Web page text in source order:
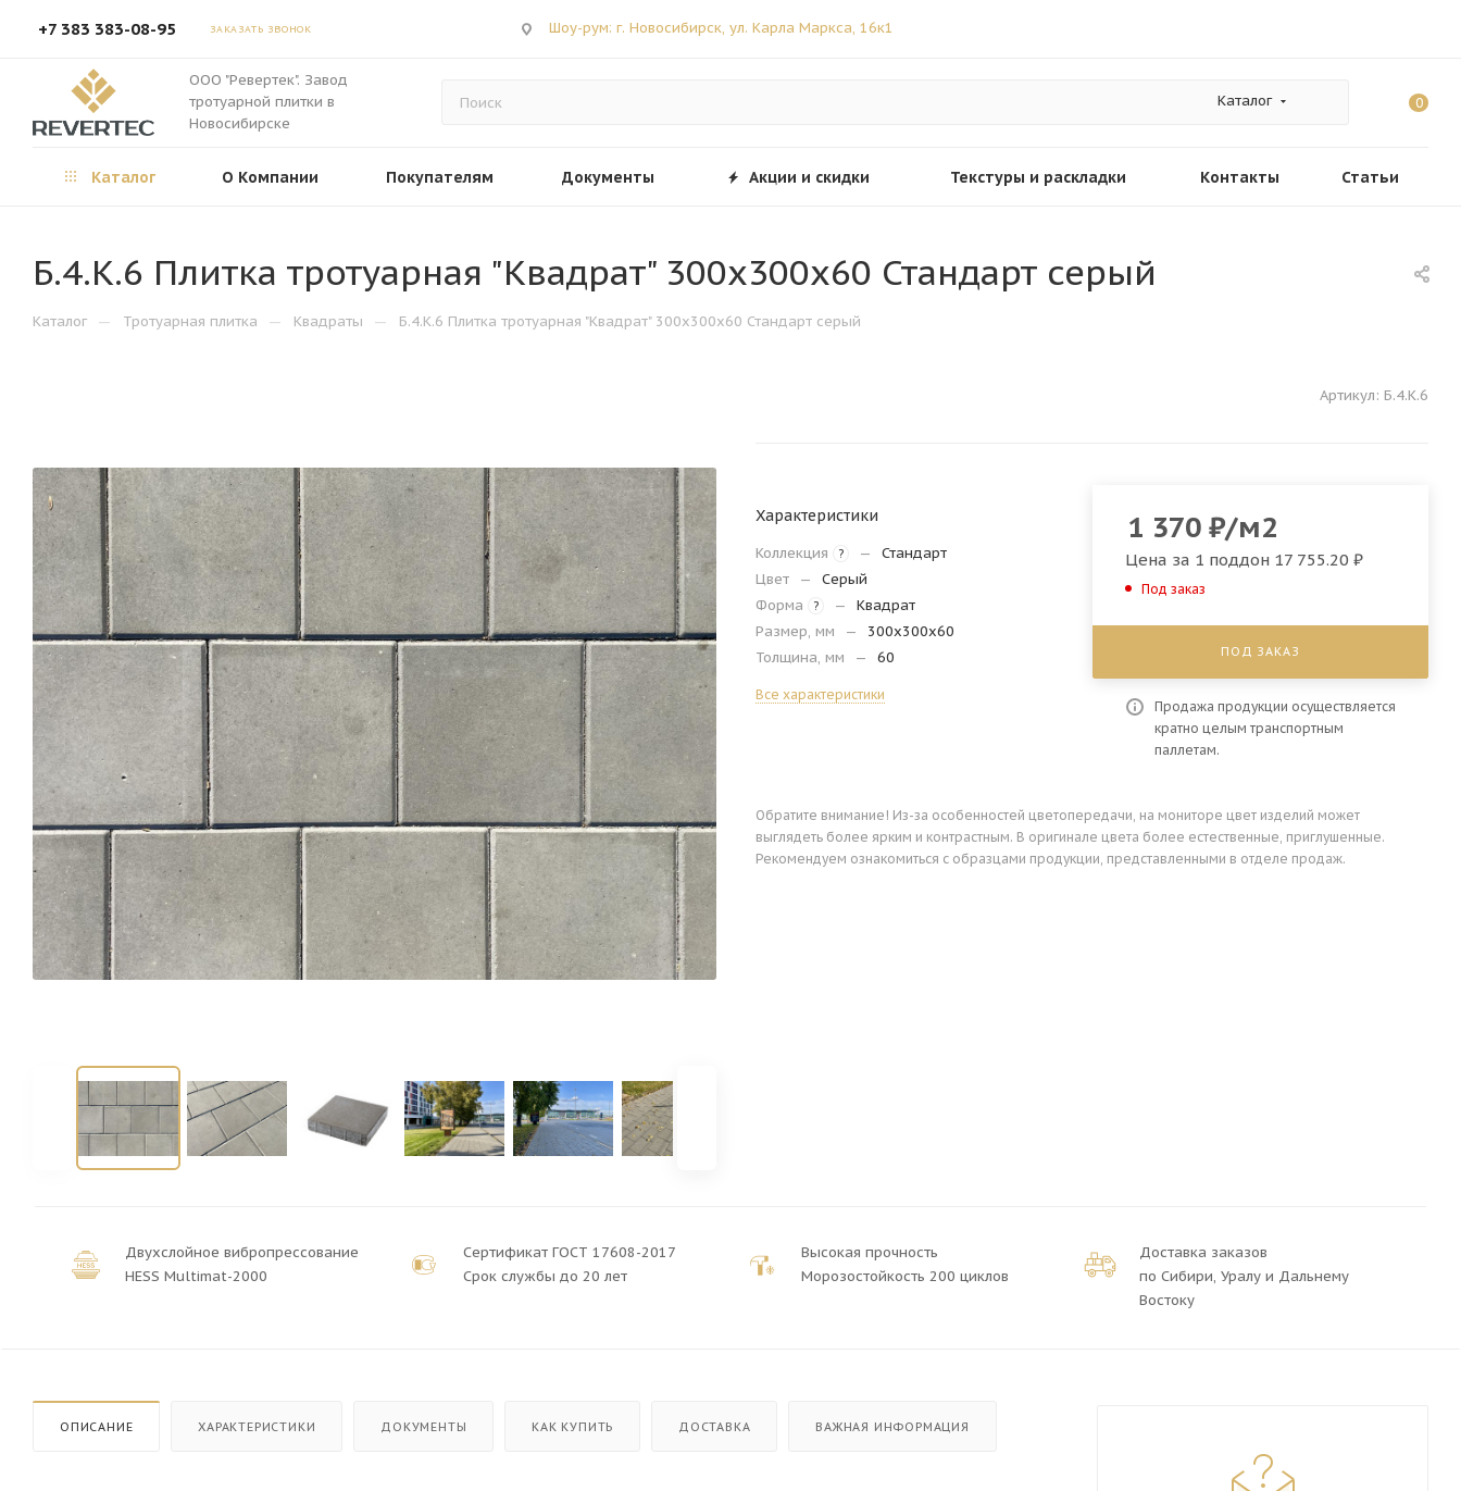
+7 383 383-08-95 ЗАКАЗАТЬ ЗВОНОК Шоу-рум: г. Новосибирск, ул. Карла Маркса, 16к1
ООО "Ревертек". Завод
тротуарной плитки в
Новосибирске
Каталог 0
Каталог О Компании Покупателям Документы Акции и скидки Текстуры и раскладки Контакты Статьи
Б.4.К.6 Плитка тротуарная "Квадрат" 300х300х60 Стандарт серый
Каталог — Тротуарная плитка — Квадраты — Б.4.К.6 Плитка тротуарная "Квадрат" 300х300х60 Стандарт серый
Артикул: Б.4.К.6
Характеристики
Коллекция ? —
Стандарт
Цвет
—
Серый
Форма
? —
Квадрат
Размер, мм
—
300х300х60
Толщина, мм
— 60
Все характеристики
1 370₽/м2
Цена за 1 поддон 17 755.20 ₽
Под заказ
ПОД ЗАКАЗ
Продажа продукции осуществляется
кратно целым транспортным
паллетам.
Обратите внимание! Из-за особенностей цветопередачи, на мониторе цвет изделий может
выглядеть более ярким и контрастным. В оригинале цвета более естественные, приглушенные.
Рекомендуем ознакомиться с образцами продукции, представленными в отделе продаж.
Двухслойное вибропрессование
HESS Multimat-2000
Сертификат ГОСТ 17608-2017
Срок службы до 20 лет
Высокая прочность
Морозостойкость 200 циклов
Доставка заказов
по Сибири, Уралу и Дальнему
Востоку
ОПИСАНИЕ ХАРАКТЕРИСТИКИ ДОКУМЕНТЫ КАК КУПИТЬ ДОСТАВКА ВАЖНАЯ ИНФОРМАЦИЯ